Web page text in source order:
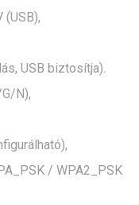
(USB),
USB biztosítja).
N),
/ WPA2_PSK